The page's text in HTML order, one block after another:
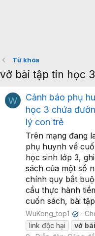
Từ khóa
vở bài tập tin học 3
W
Cảnh báo phụ
học 3 chứa
lý con trẻ
Trên mạng đang
phụ huynh về
học sinh lớp 3,
sách của một số
chính quy bắt
cầu thực hành
cuốn sách, bài
WuKong_top1 ✔
link độc hại
vở bài